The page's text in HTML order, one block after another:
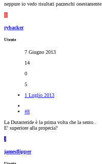
neppure io vedo risultati pazzeschi onestamente.
R
rybacker
Utente
7 Giugno 2013
14
0
5
1 Luglio 2013
#8
La Dutasteride è la prima volta che la sento..
E' superiore alla propecia?
J
jamesflipper